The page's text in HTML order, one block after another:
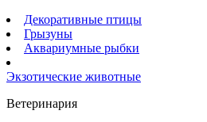
Декоративные птицы
Грызуны
Аквариумные рыбки
Экзотические животные
Ветеринария